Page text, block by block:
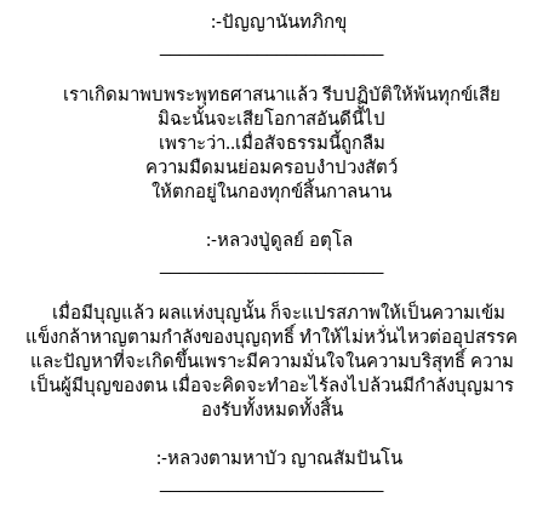
:-ปัญญานันทภิกขุ
เราเกิดมาพบพระพุทธศาสนาแล้ว รีบปฏิบัติให้พ้นทุกข์เสี
มิฉะนั้นจะเสียโอกาสอันดีนี้ไป
เพราะว่า..เมื่อสัจธรรมนี้ถูกลืม
ความมืดมนย่อมครอบงำปวงสัตว์
ห้ตกอยู่ในกองทุกข์สิ้นกาลนาน
:-หลวงปู่ดูลย์ อตุโล
เมื่อมีบุญแล้ว ผลแห่งบุญนั้น ก็จะแปรสภาพให้เป็นความเข้ม
ข็งกล้าหาญตามกำลังของบุญฤทธิ์ ทำให้ไม่หวั่นไหวต่ออุปสรรค
ละปัญหาที่จะเกิดขึ้นเพราะมีความมั่นใจในความบริสุทธิ์ ความ
เป็นผู้มีบุญของตน เมื่อจะคิดจะทำอะไร้ลงไปล้วนมีกำลังบุญมาร
องรับทั้งหมดทั้งสิ้น
:-หลวงตามหาบัว ญาณสัมปันโน